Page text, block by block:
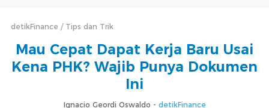
detikFinance Tips dan Trik
Mau Cepat Dapat Kerja Baru Usai
Kena PHK? Wajib Punya Dokumen
Ini
Ignacio Geordi Oswaldo - detikFinance